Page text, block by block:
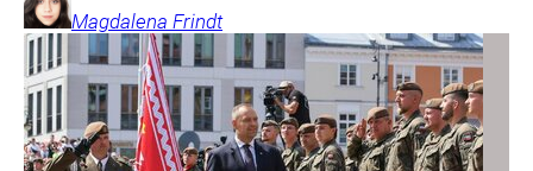
Magdalena Frindt